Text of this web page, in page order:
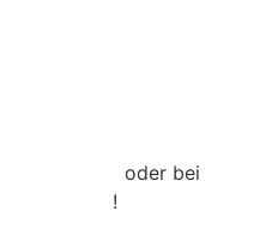
oder bei
!